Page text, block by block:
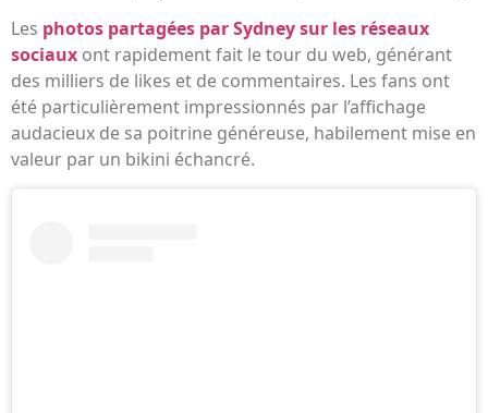
Les photos partagées par Sydney sur les réseaux
sociaux ont rapidement fait le tour du web, générant
des milliers de likes et de commentaires. Les fans ont
été particulièrement impressionnés par l’affichage
audacieux de sa poitrine généreuse, habilement mise en
valeur par un bikini échancré.